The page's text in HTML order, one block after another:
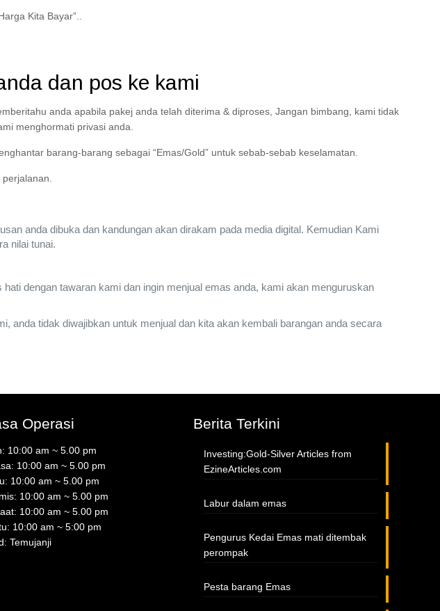
Kita Bayar”..
dan pos ke kami
anda apabila pakej anda telah diterima & diproses, Jangan bimbang, kami tidak
menghormati privasi anda.
barang-barang sebagai “Emas/Gold” untuk sebab-sebab keselamatan.
anda dibuka dan kandungan akan dirakam pada media digital. Kemudian Kami
nilai tunai.
dengan tawaran kami dan ingin menjual emas anda, kami akan menguruskan
anda tidak diwajibkan untuk menjual dan kita akan kembali barangan anda secara
Operasi
10:00 am ~ 5.00 pm
10:00 am ~ 5.00 pm
10:00 am ~ 5.00 pm
10:00 am ~ 5.00 pm
10:00 am ~ 5.00 pm
10:00 am ~ 5:00 pm
Temujanji
Berita Terkini
Investing:Gold-Silver Articles from
EzineArticles.com
Labur dalam emas
Pengurus Kedai Emas mati ditembak
perompak
Pesta barang Emas